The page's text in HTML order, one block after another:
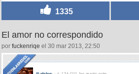
1335
El amor no correspondido
por fuckenriqe el 30 mar 2013, 22:50